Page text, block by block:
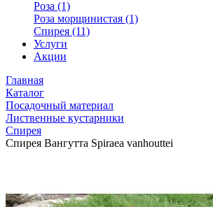
Роза (1)
Роза морщинистая (1)
Спирея (11)
Услуги
Акции
Главная
Каталог
Посадочный материал
Лиственные кустарники
Спирея
Спирея Вангутта Spiraea vanhouttei